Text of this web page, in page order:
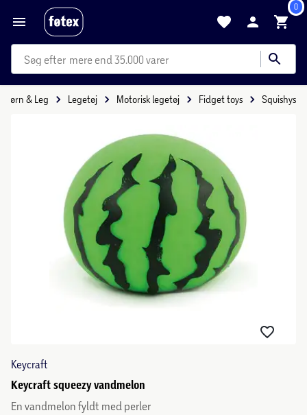
0
mere end 35.000 varer
Børn & Leg Legetøj Motorisk legetøj Fidget toys Squishys
Keycraft
Keycraft squeezy vandmelon
En vandmelon fyldt med perler